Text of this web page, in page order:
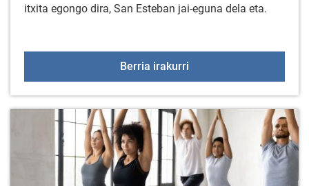
itxita egongo dira, San Esteban jai-eguna dela eta.
Berria irakurri